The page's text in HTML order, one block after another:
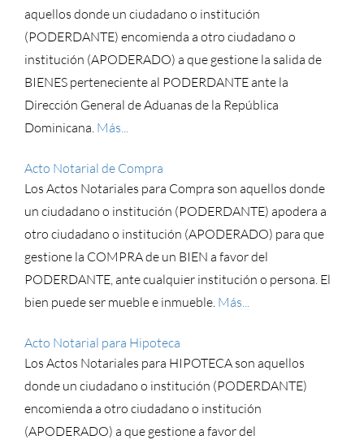
aquellos donde un ciudadano o institución
(PODERDANTE) encomienda a otro ciudadano o
institución (APODERADO) a que gestione la salida de
BIENES perteneciente al PODERDANTE ante la
Dirección General de Aduanas de la República
Dominicana. Más...
Acto Notarial de Compra
Los Actos Notariales para Compra son aquellos donde
un ciudadano o institución (PODERDANTE) apodera a
otro ciudadano o institución (APODERADO) para que
gestione la COMPRA de un BIEN a favor del
PODERDANTE, ante cualquier institución o persona. El
bien puede ser mueble e inmueble. Más...
Acto Notarial para Hipoteca
Los Actos Notariales para HIPOTECA son aquellos
donde un ciudadano o institución (PODERDANTE)
encomienda a otro ciudadano o institución
(APODERADO) a que gestione a favor del